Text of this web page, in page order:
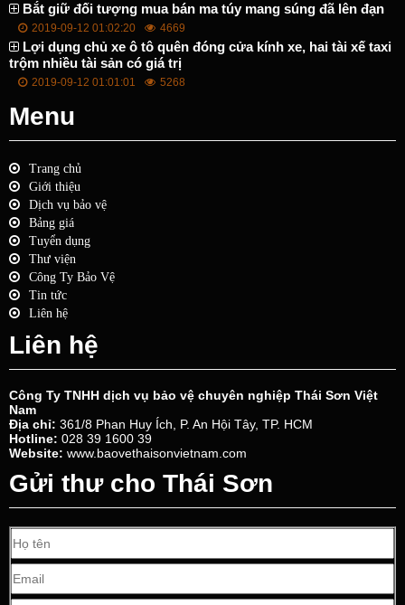
Bắt giữ đối tượng mua bán ma túy mang súng đã lên đạn
2019-09-12 01:02:20 4669
Lợi dụng chủ xe ô tô quên đóng cửa kính xe, hai tài xế taxi
trộm nhiều tài sản có giá trị
2019-09-12 01:01:01 5268
Menu
Trang chủ
Giới thiệu
Dịch vụ bảo vệ
Bảng giá
Tuyển dụng
Thư viện
Công Ty Bảo Vệ
Tin tức
Liên hệ
Liên hệ
Công Ty TNHH dịch vụ bảo vệ chuyên nghiệp Thái Sơn Việt
Nam
Địa chỉ: 361/8 Phan Huy Ích, P. An Hội Tây, TP. HCM
Hotline: 028 39 1600 39
Website: www.baovethaisonvietnam.com
Gửi thư cho Thái Sơn